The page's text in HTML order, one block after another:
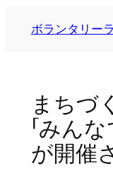
ボランタリー
まちづ
「みん
が開催